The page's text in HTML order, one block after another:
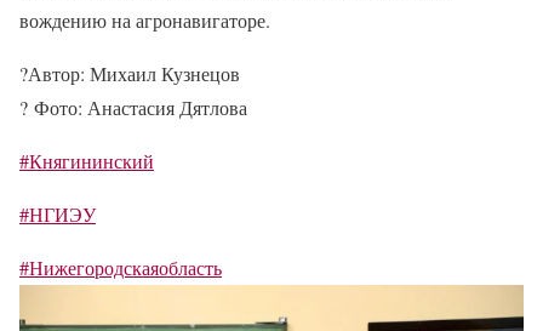
вождению на агронавигаторе.
?Автор: Михаил Кузнецов
? Фото: Анастасия Дятлова
#Княгининский
#НГИЭУ
#Нижегородскаяобласть